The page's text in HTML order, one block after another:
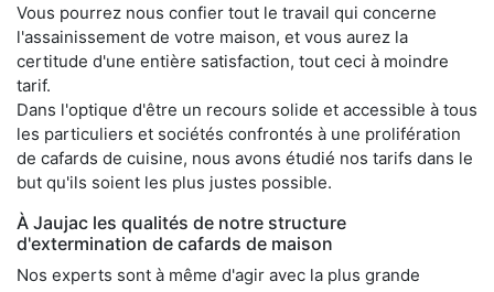
Vous pourrez nous confier tout le travail qui concerne
l'assainissement de votre maison, et vous aurez la
certitude d'une entière satisfaction, tout ceci à moindre
tarif.
Dans l'optique d'être un recours solide et accessible à tous
les particuliers et sociétés confrontés à une prolifération
de cafards de cuisine, nous avons étudié nos tarifs dans le
but qu'ils soient les plus justes possible.
À Jaujac les qualités de notre structure
d'extermination de cafards de maison
Nos experts sont à même d'agir avec la plus grande